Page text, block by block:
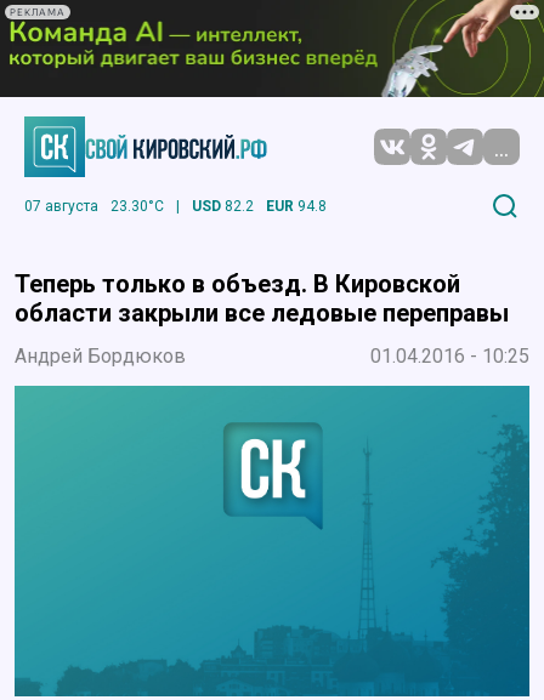
РЕКЛАМА
...
07 августа 23.30°C | USD 82.2 EUR 94.8
Теперь только в объезд. В Кировской
области закрыли все ледовые переправы
Андрей Бордюков 01.04.2016 - 10:25